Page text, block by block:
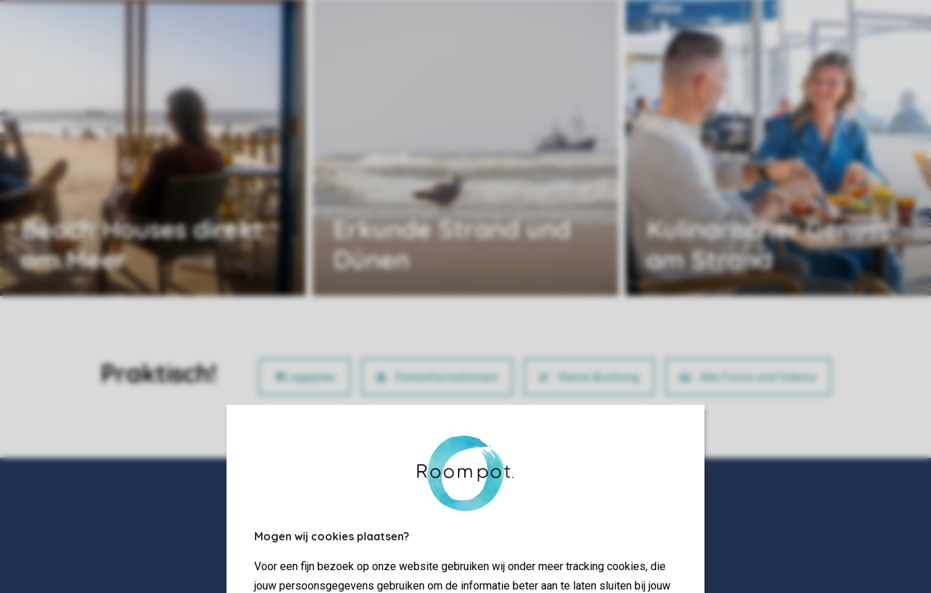
Mogen wij cookies plaatsen?
Voor een fijn bezoek op onze website gebruiken wij onder meer tracking cookies, die
jouw persoonsgegevens gebruiken om de informatie beter aan te laten sluiten bij jouw
Beach Houses direkt
am Meer
Erkunde Strand und
Dünen
Kulinarischer Genuss
am Strand
Praktisch! Parkinformationen Meine Buchung Alle Fotos und Videos